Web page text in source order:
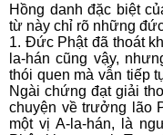
Hồng danh đặc biệt
từ này chỉ rõ những
1. Ðức Phật đã thoát
la-hán cũng vậy,
thói quen mà vẫn tiếp
Ngài chứng đạt giải
chuyện về trưởng lão
một vị A-la-hán, là